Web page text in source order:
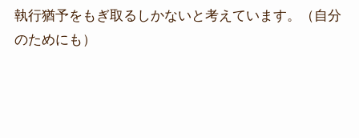
執行猶予をもぎ取るしかないと考えています。（自分
のためにも）